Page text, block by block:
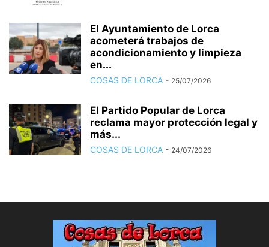
El Ayuntamiento de Lorca
acometerá trabajos de
acondicionamiento y limpieza
en...
COSAS DE LORCA - 25/07/2026
El Partido Popular de Lorca
reclama mayor protección legal y
más...
COSAS DE LORCA - 24/07/2026